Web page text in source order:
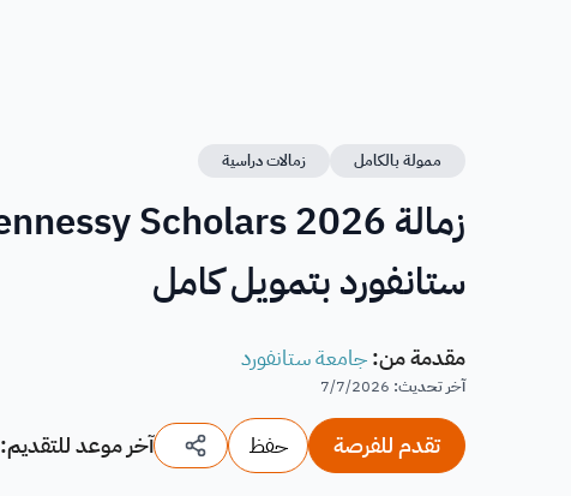
ممولة بالكامل زمالات دراسية
ستانفورد بتمويل كامل
مقدمة من:جامعة ستانفورد
آخر تحديث:
7/7/2026
تقدم للفرصة حفظ آخر موعد للتقديم: